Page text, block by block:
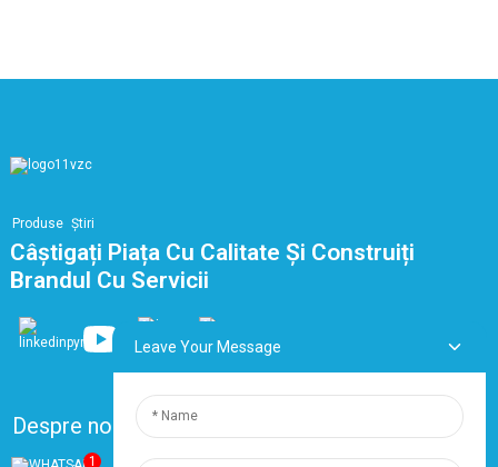
Produse Ştiri
Câștigați Piața Cu Calitate Și Construiți
Brandul Cu Servicii
Despre noi FAQ Contactaţi-ne
1
Leave Your Message